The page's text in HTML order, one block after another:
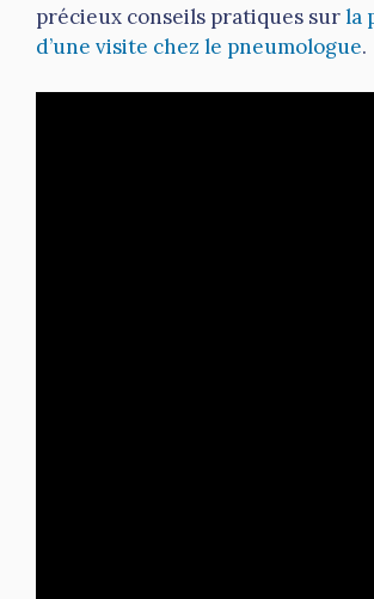
précieux conseils pratiques surla
d’une visite chez le pneumologue.